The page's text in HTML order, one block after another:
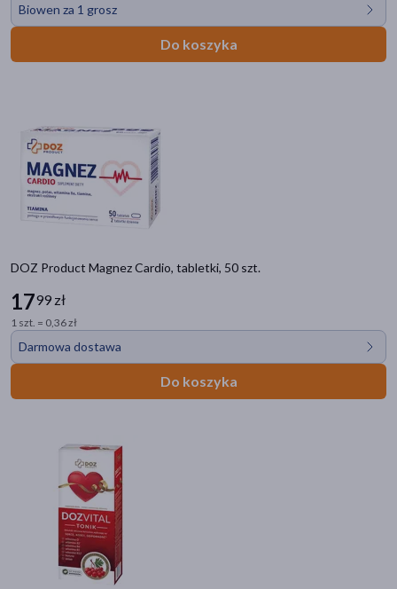
Biowen za 1 grosz
Do koszyka
DOZ Product Magnez Cardio, tabletki, 50 szt.
1799 zł
1 szt. = 0,36 zł
Darmowa dostawa
Do koszyka